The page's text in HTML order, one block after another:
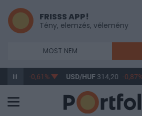
FRISSS APP!
Tény, elemzés, vélemény
MOST NEM
363,17 -0,61% USD/HUF314,20 -0,87%